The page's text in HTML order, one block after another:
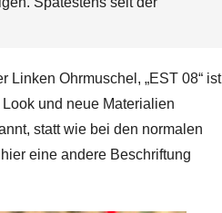
Linken Ohrmuschel, „EST 08“ ist
und neue Materialien
statt wie bei den normalen
eine andere Beschriftung